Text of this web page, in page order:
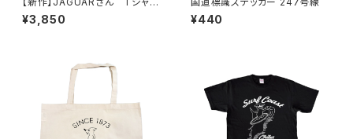
（HELLO JAGUAR）Black
¥3,850 ¥440